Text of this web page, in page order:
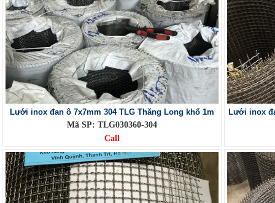
Lưới inox đan ô 7x7mm 304 TLG Thăng Long khổ 1m
Mã SP: TLG030360-304
Call
Lưới inox